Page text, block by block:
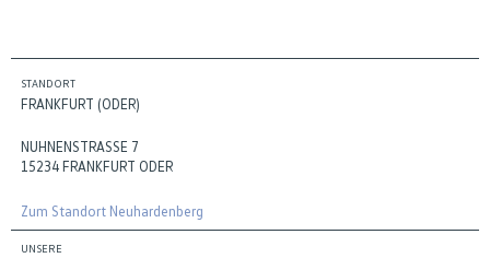
STANDORT
FRANKFURT (ODER)
NUHNENSTRASSE 7
15234 FRANKFURT ODER
Zum Standort Neuhardenberg
UNSERE